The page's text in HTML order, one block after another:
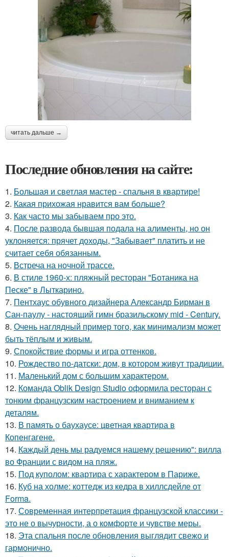
читать дальше →
Последние обновления на сайте:
1. Большая и светлая мастер - спальня в квартире!
2. Какая прихожая нравится вам больше?
3. Как часто мы забываем про это.
4. После развода бывшая подала на алименты, но он
уклоняется: прячет доходы, "Забывает" платить и не
считает себя обязанным.
5. Встреча на ночной трассе.
6. В стиле 1960-х: пляжный ресторан "Ботаника на
Песке" в Лыткарино.
7. Пентхаус обувного дизайнера Александр Бирман в
Сан-паулу - настоящий гимн бразильскому mid - Century.
8. Очень наглядный пример того, как минимализм может
быть тёплым и живым.
9. Спокойствие формы и игра оттенков.
10. Рождество по-датски: дом, в котором живут традиции.
11. Маленький дом с большим характером.
12. Команда Oblik Design Studio оформила ресторан с
тонким французским настроением и вниманием к
деталям.
13. В память о баухаусе: цветная квартира в
Копенгагене.
14. Каждый день мы радуемся нашему решению": вилла
во Франции с видом на пляж.
15. Под куполом: квартира с характером в Париже.
16. Куб на холме: коттедж из кедра в хиллсдейле от
Forma.
17. Современная интерпретация французской классики -
это не о вычурности, а о комфорте и чувстве меры.
18. Эта спальня после обновления выглядит свежо и
гармонично.